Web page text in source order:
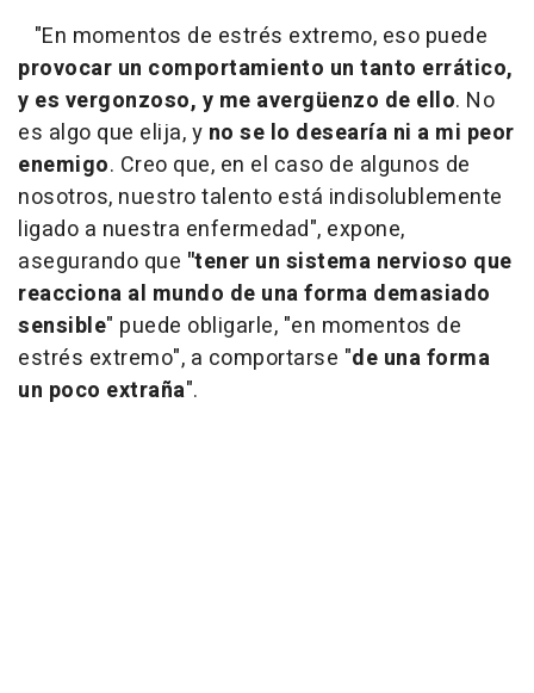
"En momentos de estrés extremo, eso puede
provocar un comportamiento un tanto errático,
y es vergonzoso, y me avergüenzo de ello. No
es algo que elija, y no se lo desearía ni a mi peor
enemigo. Creo que, en el caso de algunos de
nosotros, nuestro talento está indisolublemente
ligado a nuestra enfermedad", expone,
asegurando que "tener un sistema nervioso que
reacciona al mundo de una forma demasiado
sensible" puede obligarle, "en momentos de
estrés extremo", a comportarse "de una forma
un poco extraña".